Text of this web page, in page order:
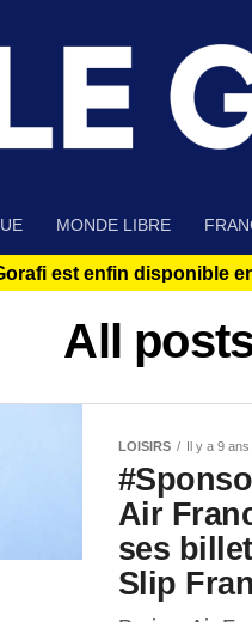
MONDE LIBRE
est enfin disponible
All
LOISIRS Il y a 9 ans
Air
ses
Slip